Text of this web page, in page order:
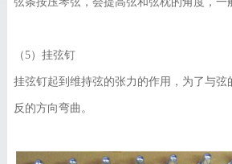
（5）挂弦钉
挂弦钉起到维持弦的张力的作用，为了与弦
反的方向弯曲。